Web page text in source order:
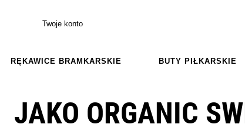
Twoje konto
RĘKAWICE BRAMKARSKIE BUTY PIŁKARSKIE
JAKO ORGANIC